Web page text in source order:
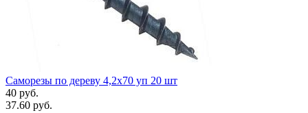
Саморезы по дереву 4,2х70 уп 20 шт
40 руб.
37.60 руб.